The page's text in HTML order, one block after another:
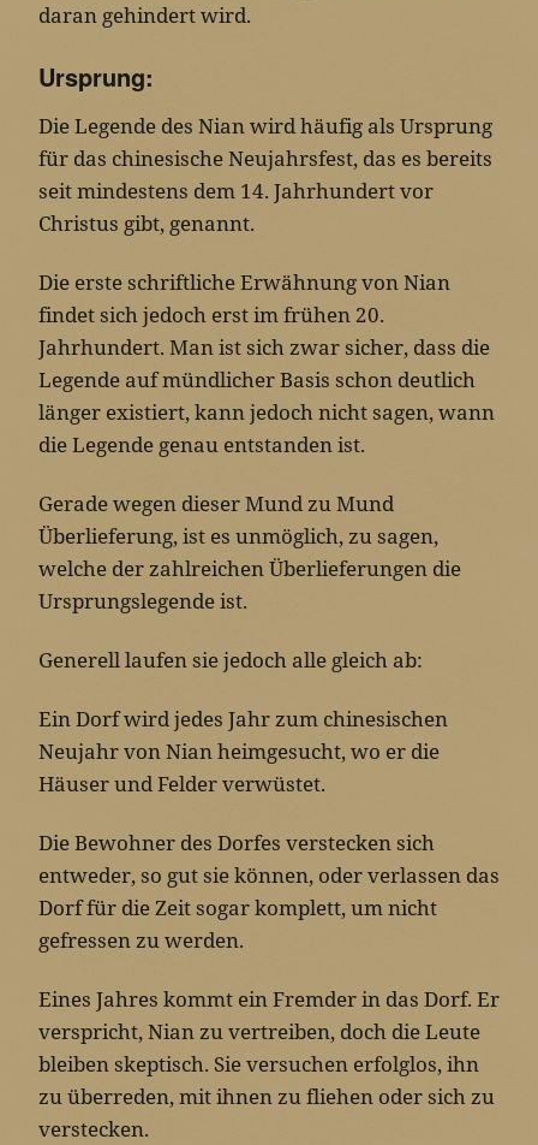
daran gehindert wird.
Ursprung:
Die Legende des Nian wird häufig als Ursprung
für das chinesische Neujahrsfest, das es bereits
seit mindestens dem 14. Jahrhundert vor
Christus gibt, genannt.
Die erste schriftliche Erwähnung von Nian
findet sich jedoch erst im frühen 20.
Jahrhundert. Man ist sich zwar sicher, dass die
Legende auf mündlicher Basis schon deutlich
länger existiert, kann jedoch nicht sagen, wann
die Legende genau entstanden ist.
Gerade wegen dieser Mund zu Mund
Überlieferung, ist es unmöglich, zu sagen,
welche der zahlreichen Überlieferungen die
Ursprungslegende ist.
Generell laufen sie jedoch alle gleich ab:
Ein Dorf wird jedes Jahr zum chinesischen
Neujahr von Nian heimgesucht, wo er die
Häuser und Felder verwüstet.
Die Bewohner des Dorfes verstecken sich
entweder, so gut sie können, oder verlassen das
Dorf für die Zeit sogar komplett, um nicht
gefressen zu werden.
Eines Jahres kommt ein Fremder in das Dorf. Er
verspricht, Nian zu vertreiben, doch die Leute
bleiben skeptisch. Sie versuchen erfolglos, ihn
zu überreden, mit ihnen zu fliehen oder sich zu
verstecken.